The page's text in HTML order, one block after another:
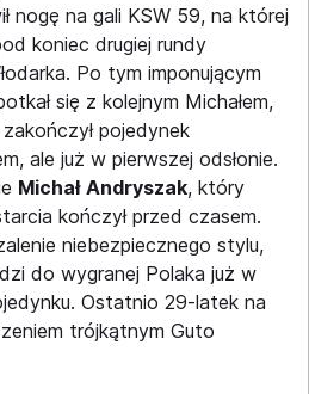
nogę na gali KSW 59, na której
koniec drugiej rundy
Po tym imponującym
się z kolejnym Michałem,
pojedynek
ale już w pierwszej odsłonie.
Michał Andryszak, który
kończył przed czasem.
niebezpiecznego stylu,
do wygranej Polaka już w
Ostatnio 29-latek na
trójkątnym Guto